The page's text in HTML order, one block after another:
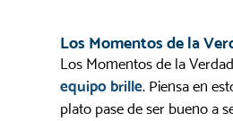
Los Momentos de la
Los Momentos de la
equipo brille. Piensa en
plato pase de ser bueno a